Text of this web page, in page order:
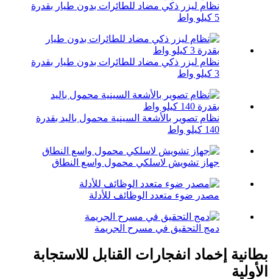
نظام ليزر ذكي مضاد للطائرات بدون طيار بقدرة
5 كيلو واط
نظام ليزر ذكي مضاد للطائرات بدون طيار بقدرة
3 كيلو واط
نظام تصوير بالأشعة السينية محمول باليد بقدرة
140 كيلو واط
جهاز تشويش لاسلكي محمول واسع النطاق
مصدر ضوء متعدد الوظائف للأدلة
دمج التحقيق في مسرح الجريمة
بطانية إخماد انفجارات القنابل للاستجابة
الأولية